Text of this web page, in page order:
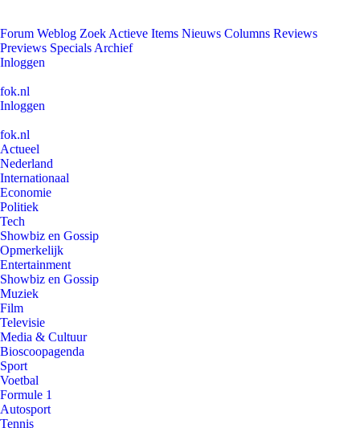
Forum Weblog Zoek Actieve Items Nieuws Columns Reviews
Previews Specials Archief
Inloggen
fok.nl
Inloggen
fok.nl
Actueel
Nederland
Internationaal
Economie
Politiek
Tech
Showbiz en Gossip
Opmerkelijk
Entertainment
Showbiz en Gossip
Muziek
Film
Televisie
Media & Cultuur
Bioscoopagenda
Sport
Voetbal
Formule 1
Autosport
Tennis